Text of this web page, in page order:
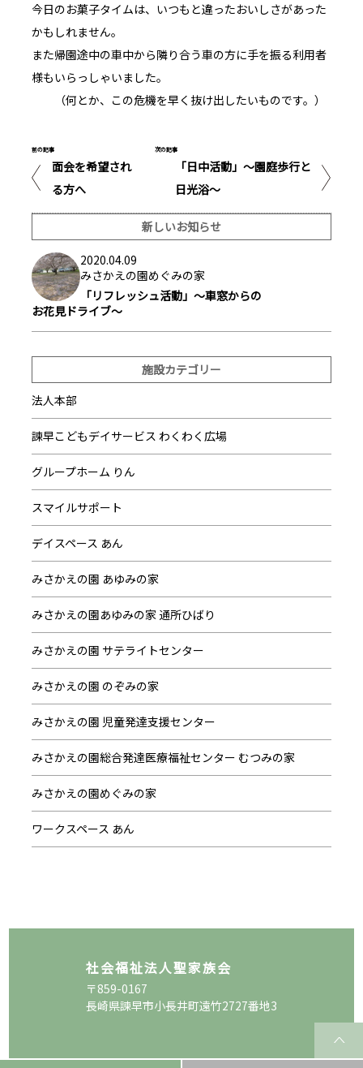
今日のお菓子タイムは、いつもと違ったおいしさがあった
かもしれません。
また帰園途中の車中から隣り合う車の方に手を振る利用者
様もいらっしゃいました。
（何とか、この危機を早く抜け出したいものです。）
前の記事
面会を希望され
る方へ
次の記事
「日中活動」～園庭歩行と
日光浴～
新しいお知らせ
2020.04.09
みさかえの園めぐみの家
「リフレッシュ活動」～車窓からの
お花見ドライブ～
施設カテゴリー
法人本部
諫早こどもデイサービス わくわく広場
グループホーム りん
スマイルサポート
デイスペース あん
みさかえの園 あゆみの家
みさかえの園あゆみの家 通所ひばり
みさかえの園 サテライトセンター
みさかえの園 のぞみの家
みさかえの園 児童発達支援センター
みさかえの園総合発達医療福祉センター むつみの家
みさかえの園めぐみの家
ワークスペース あん
社会福祉法人聖家族会
〒859-0167
長崎県諫早市小長井町遠竹2727番地3